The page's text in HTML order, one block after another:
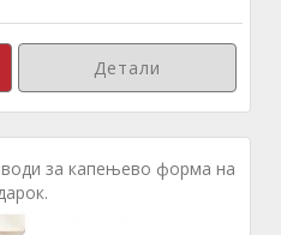
Детали
за капењево форма на